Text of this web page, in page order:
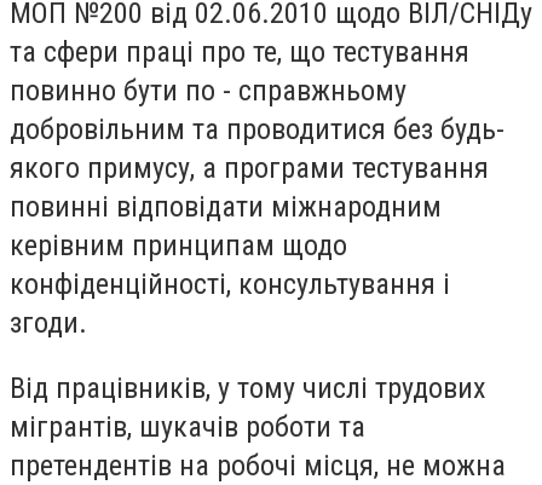
МОП №200 від 02.06.2010 щодо ВІЛ/СНІДу
та сфери праці про те, що тестування
повинно бути по - справжньому
добровільним та проводитися без будь-
якого примусу, а програми тестування
повинні відповідати міжнародним
керівним принципам щодо
конфіденційності, консультування і
згоди.
Від працівників, у тому числі трудових
мігрантів, шукачів роботи та
претендентів на робочі місця, не можна